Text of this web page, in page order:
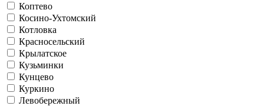
Коптево
Косино-Ухтомский
Котловка
Красносельский
Крылатское
Кузьминки
Кунцево
Куркино
Левобережный